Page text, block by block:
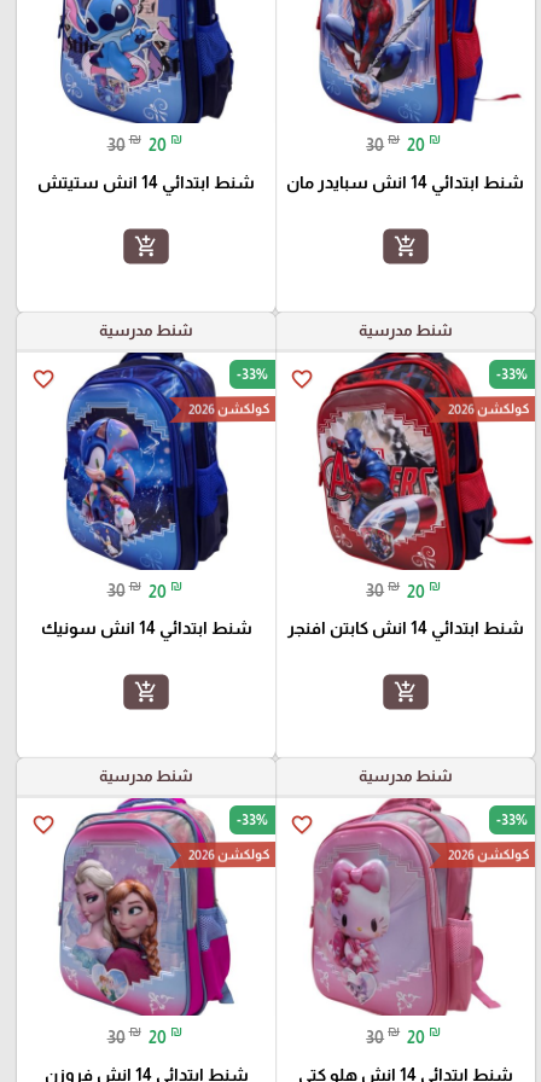
30 ₪ 20 ₪
شنط ابتدائي 14 انش سبايدر مان
add_shopping_cart
30 ₪ 20 ₪
شنط ابتدائي 14 انش ستيتش
add_shopping_cart
شنط مدرسية
favorite_border -33%
كولكشن 2026
30 ₪ 20 ₪
شنط ابتدائي 14 انش كابتن افنجر
add_shopping_cart
شنط مدرسية
favorite_border -33%
كولكشن 2026
30 ₪ 20 ₪
شنط ابتدائي 14 انش سونيك
add_shopping_cart
شنط مدرسية
favorite_border -33%
كولكشن 2026
30 ₪ 20 ₪
شنط ابتدائي 14 انش هلو كتي
شنط مدرسية
favorite_border -33%
كولكشن 2026
30 ₪ 20 ₪
شنط ابتدائي 14 انش فروزن